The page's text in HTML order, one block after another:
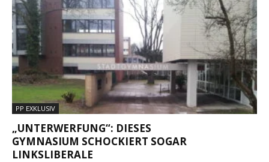
PP EXKLUSIV
„UNTERWERFUNG“: DIESES
GYMNASIUM SCHOCKIERT SOGAR
LINKSLIBERALE